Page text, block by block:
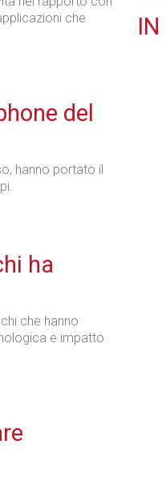
che
del
hanno portato il
ha
che hanno
e impatto
IN